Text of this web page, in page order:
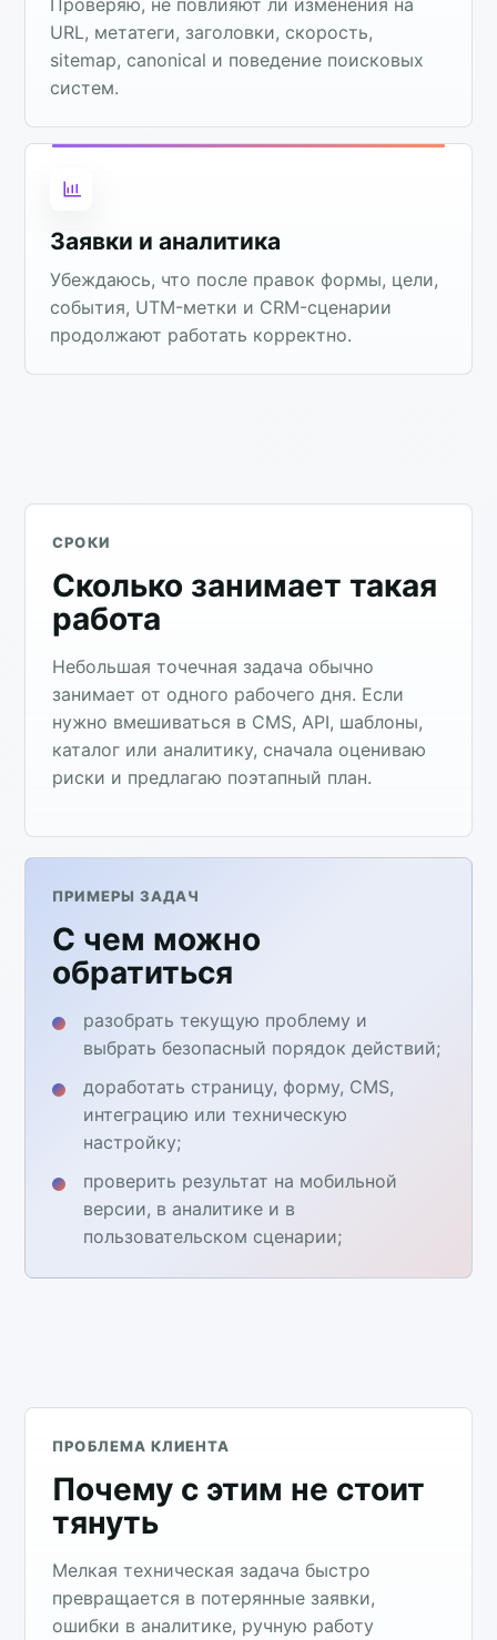
URL, метатеги, заголовки, скорость,
sitemap, canonical и поведение поисковых
систем.
Заявки и аналитика
Убеждаюсь, что после правок формы, цели,
события, UTM-метки и CRM-сценарии
продолжают работать корректно.
СРОКИ
Сколько занимает такая
работа
Небольшая точечная задача обычно
занимает от одного рабочего дня. Если
нужно вмешиваться в CMS, API, шаблоны,
каталог или аналитику, сначала оцениваю
риски и предлагаю поэтапный план.
ПРИМЕРЫ ЗАДАЧ
С чем можно
обратиться
разобрать текущую проблему и
выбрать безопасный порядок действий;
доработать страницу, форму, CMS,
интеграцию или техническую
настройку;
проверить результат на мобильной
версии, в аналитике и в
пользовательском сценарии;
ПРОБЛЕМА КЛИЕНТА
Почему с этим не стоит
тянуть
Мелкая техническая задача быстро
превращается в потерянные заявки,
ошибки в аналитике, ручную работу